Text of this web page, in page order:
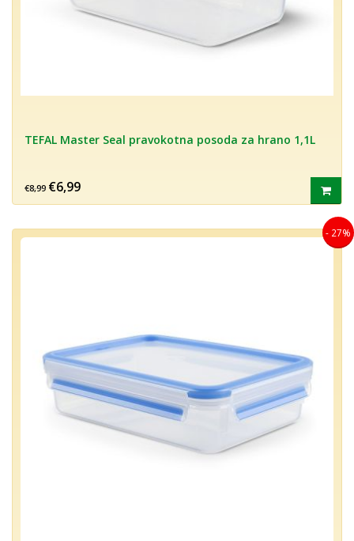
TEFAL Master Seal pravokotna posoda za hrano 1,1L
€8,99 €6,99
- 27%